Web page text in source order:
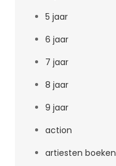
5 jaar
6 jaar
7 jaar
8 jaar
9 jaar
action
artiesten boeken